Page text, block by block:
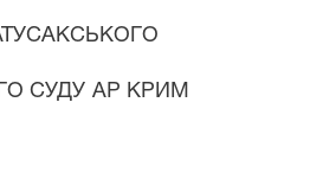
САКСЬКОГО